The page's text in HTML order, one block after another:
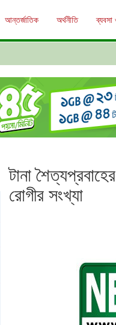
আন্তর্জাতিক অর্থনীতি ব্যবসা
টানা
রোগীর সংখ্যা